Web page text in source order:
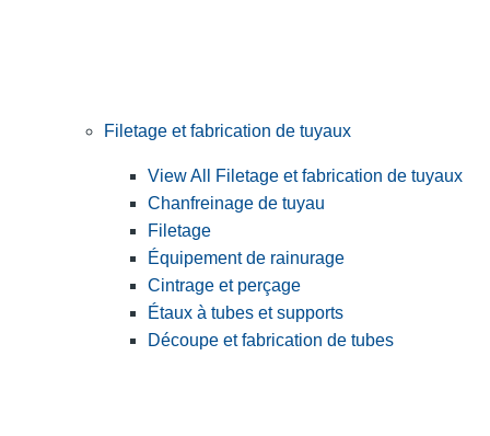
Filetage et fabrication de tuyaux
View All Filetage et fabrication de tuyaux
Chanfreinage de tuyau
Filetage
Équipement de rainurage
Cintrage et perçage
Étaux à tubes et supports
Découpe et fabrication de tubes